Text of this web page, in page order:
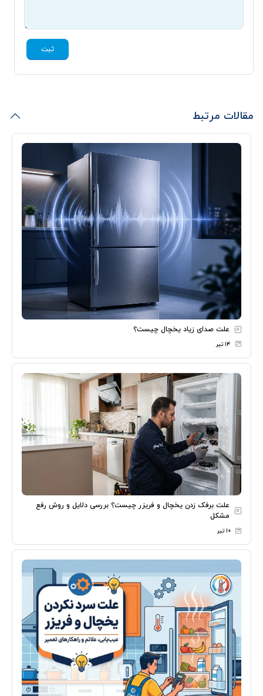
ثبت
مقالات مرتبط
علت صدای زیاد یخچال چیست؟
۱۴ تیر
علت برفک زدن یخچال و فریزر چیست؟ بررسی دلایل و روش رفع
مشکل
۱۰ تیر